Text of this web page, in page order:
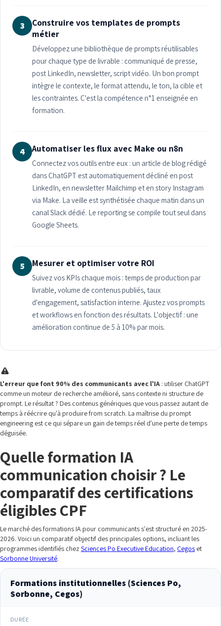
3
Construire vos templates de prompts
métier
Développez une bibliothèque de prompts réutilisables
pour chaque type de livrable : communiqué de presse,
post LinkedIn, newsletter, script vidéo. Un bon prompt
intègre le contexte, le format attendu, le ton, la cible et
les contraintes. C'est la compétence n°1 enseignée en
formation.
4 Automatiser les flux avec Make ou n8n
Connectez vos outils entre eux : un article de blog rédigé
dans ChatGPT est automatiquement décliné en post
LinkedIn, en newsletter Mailchimp et en story Instagram
via Make. La veille est synthétisée chaque matin dans un
canal Slack dédié. Le reporting se compile tout seul dans
Google Sheets.
5 Mesurer et optimiser votre ROI
Suivez vos KPIs chaque mois : temps de production par
livrable, volume de contenus publiés, taux
d'engagement, satisfaction interne. Ajustez vos prompts
et workflows en fonction des résultats. L'objectif : une
amélioration continue de 5 à 10% par mois.
L'erreur que font 90% des communicants avec l'IA : utiliser ChatGPT
comme un moteur de recherche amélioré, sans contexte ni structure de
prompt. Le résultat ? Des contenus génériques que vous passez autant de
temps à réécrire qu'à produire from scratch. La maîtrise du prompt
engineering est ce qui sépare un gain de temps réel d'une perte de temps
déguisée.
Quelle formation IA
communication choisir ? Le
comparatif des certifications
éligibles CPF
Le marché des formations IA pour communicants s'est structuré en 2025-
2026. Voici un comparatif objectif des principales options, incluant les
programmes identifiés chez Sciences Po Executive Education, Cegos et
Sorbonne Université.
Formations institutionnelles (Sciences Po,
Sorbonne, Cegos)
DURÉE